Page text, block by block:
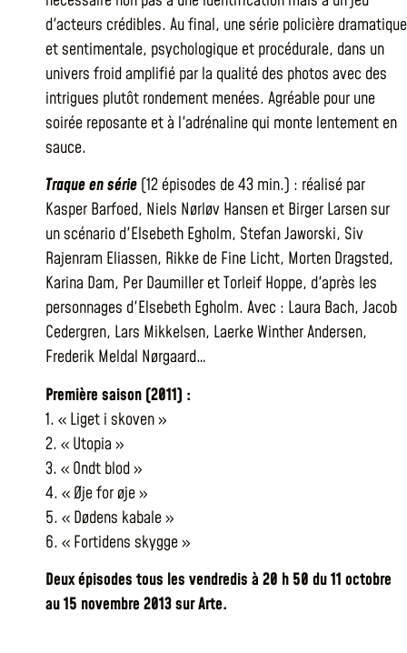
d'acteurs crédibles. Au final, une série policière dramatique
et sentimentale, psychologique et procédurale, dans un
univers froid amplifié par la qualité des photos avec des
intrigues plutôt rondement menées. Agréable pour une
soirée reposante et à l'adrénaline qui monte lentement en
sauce.
Traque en série (12 épisodes de 43 min.) : réalisé par
Kasper Barfoed, Niels Nørløv Hansen et Birger Larsen sur
un scénario d'Elsebeth Egholm, Stefan Jaworski, Siv
Rajenram Eliassen, Rikke de Fine Licht, Morten Dragsted,
Karina Dam, Per Daumiller et Torleif Hoppe, d'après les
personnages d'Elsebeth Egholm. Avec : Laura Bach, Jacob
Cedergren, Lars Mikkelsen, Laerke Winther Andersen,
Frederik Meldal Nørgaard…
Première saison (2011) :
1. « Liget i skoven »
2. « Utopia »
3. « Ondt blod »
4. « Øje for øje »
5. « Dødens kabale »
6. « Fortidens skygge »
Deux épisodes tous les vendredis à 20 h 50 du 11 octobre
au 15 novembre 2013 sur Arte.